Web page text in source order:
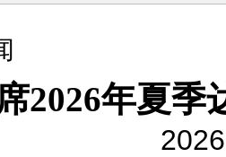
2026年夏季